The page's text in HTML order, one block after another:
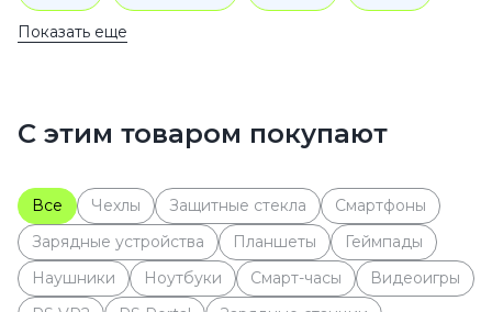
Показать еще
С этим товаром покупают
Все Чехлы Защитные стекла
Cмартфоны
Зарядные устройства
Планшеты
Геймпады
Наушники
Ноутбуки Смарт-часы
Видеоигры